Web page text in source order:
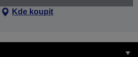
Kde koupit